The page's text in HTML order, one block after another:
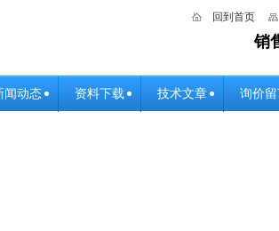
回到首页
销
闻动态 资料下载 技术文章 询价留